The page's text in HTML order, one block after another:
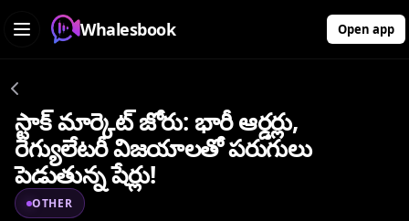
Whalesbook Open app
స్టాక్ మార్కెట్ జోరు: భారీ ఆర్డర్లు,
రెగ్యులేటరీ విజయాలతో పరుగులు
పెడుతున్న షేర్లు!
OTHER